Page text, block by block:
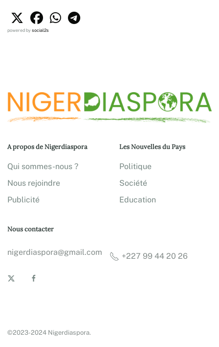
powered bysocial2s
A propos de Nigerdiaspora
Qui sommes-nous ?
Nous rejoindre
Publicité
Les Nouvelles du Pays
Politique
Société
Education
Nous contacter
nigerdiaspora@gmail.com +227 99 44 20 26
©2023-2024 Nigerdiaspora.